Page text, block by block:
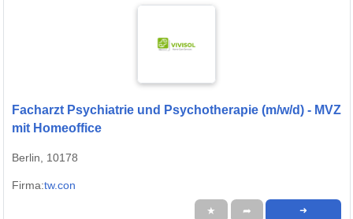
Facharzt Psychiatrie und Psychotherapie (m/w/d) - MVZ
mit Homeoffice
Berlin, 10178
Firma:tw.con
★ ➦ ➜